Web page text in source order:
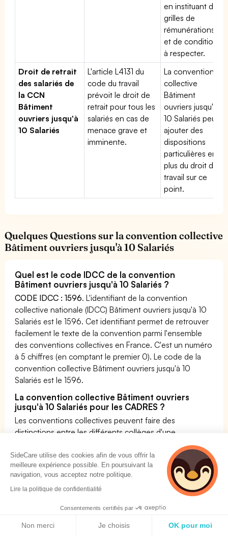
en instituant des
grilles de
rémunérations
et de conditions
à respecter.
Droit de retrait
des salariés de
la CCN
Bâtiment
ouvriers jusqu'à
10 Salariés
L'article L4131 du
code du travail
prévoit le droit de
retrait pour tous les
salariés en cas de
menace grave et
imminente.
La convention
collective
Bâtiment
ouvriers jusqu'à
10 Salariés peut
ajouter des
dispositions
particulières en
plus du droit du
travail sur ce
point.
Quelques Questions sur la convention collective
Bâtiment ouvriers jusqu'à 10 Salariés
Quel est le code IDCC de la convention
Bâtiment ouvriers jusqu'à 10 Salariés ?
CODE IDCC : 1596. L'identifiant de la convention
collective nationale (IDCC) Bâtiment ouvriers jusqu'à 10
Salariés est le 1596. Cet identifiant permet de retrouver
facilement le texte de la convention parmi l'ensemble
des conventions collectives en France. C'est un numéro
à 5 chiffres (en comptant le premier 0). Le code de la
convention collective Bâtiment ouvriers jusqu'à 10
Salariés est le 1596.
La convention collective Bâtiment ouvriers
jusqu'à 10 Salariés pour les CADRES ?
Les conventions collectives peuvent faire des
distinctions entre les différents collèges d'une
entreprise. Néanmoins, les conventions collectives ne
peuvent être que mieux-disantes que le code du travail.
Ainsi, tous les cadres de la convention collective
Bâtiment ouvriers jusqu'à 10 Salariés doivent avoir une
prévoyance d'au moins 1,5 % de la tranche A de leur
jurisprudence a évolué pour la CCN Bâtiment ouvriers
jusqu'à 10 Salariés, et vous pouvez désormais dans
SideCare utilise des cookies afin de vous offrir la
meilleure expérience possible. En poursuivant la
navigation, vous acceptez notre politique.
Lire la politique de confidentialité
Consentements certifiés par
Non merci Je choisis OK pour moi